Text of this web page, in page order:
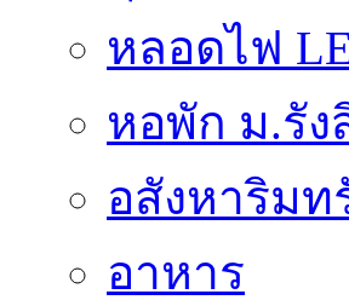
หลอดไฟ
หอพัก ม.รัง
อสังหาริมท
อาหาร